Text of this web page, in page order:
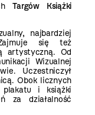
Targów Książki
najbardziej
się też
artystyczną. Od
Wizualnej
Uczestniczył
Obok licznych
plakatu i książki
za działalność